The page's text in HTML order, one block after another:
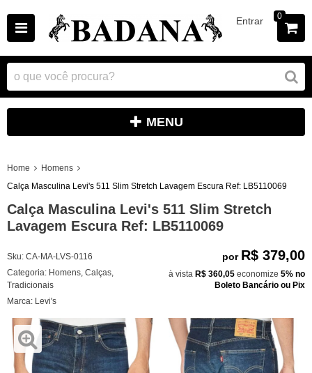
Entrar 0
MENU
Home
Homens
Calça Masculina Levi's 511 Slim Stretch Lavagem Escura Ref: LB5110069
Calça Masculina Levi's 511 Slim Stretch
Lavagem Escura Ref: LB5110069
Sku: CA-MA-LVS-0116
Categoria: Homens Calças
Tradicionais
Marca: Levi's
por R$ 379,00
à vista R$ 360,05 economize 5% no
Boleto Bancário ou Pix